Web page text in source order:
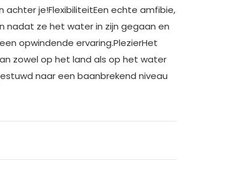
achter je!FlexibiliteitEen echte amfibie,
nadat ze het water in zijn gegaan en
opwindende ervaring.PlezierHet
zowel op het land als op het water
naar een baanbrekend niveau